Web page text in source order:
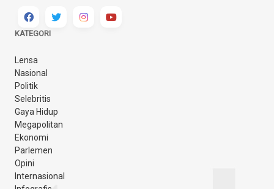
KATEGORI
Lensa
Nasional
Politik
Selebritis
Gaya Hidup
Megapolitan
Ekonomi
Parlemen
Opini
Internasional